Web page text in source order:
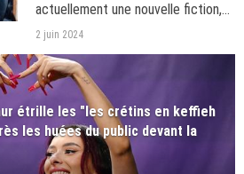
actuellement une nouvelle fiction,
après le succès de "Les Capone se
2 juin 2024
étrille les "les crétins en keffieh
les huées du public devant la